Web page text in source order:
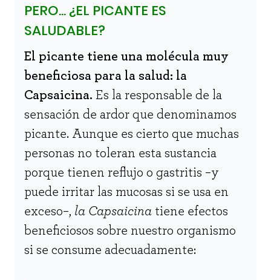
PERO... ¿EL PICANTE ES
SALUDABLE?
El picante tiene una molécula muy
beneficiosa para la salud: la
Capsaicina. Es la responsable de la
sensación de ardor que denominamos
picante. Aunque es cierto que muchas
personas no toleran esta sustancia
porque tienen reflujo o gastritis –y
puede irritar las mucosas si se usa en
exceso–, la Capsaicina tiene efectos
beneficiosos sobre nuestro organismo
si se consume adecuadamente: